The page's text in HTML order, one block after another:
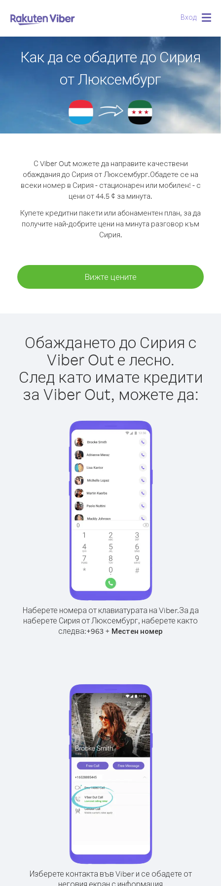
Вход
Как да се обадите до Сирия
от Люксембург
С Viber Out можете да направите качествени
обаждания до Сирия от Люксембург.Обадете се на
всеки номер в Сирия - стационарен или мобилен! - с
цени от 44.5 ¢ за минута.
Купете кредитни пакети или абонаментен план, за да
получите най-добрите цени на минута разговор към
Сирия.
Вижте цените
Обаждането до Сирия с
Viber Out е лесно.
След като имате кредити
за Viber Out, можете да:
Наберете номера от клавиатурата на Viber.За да
наберете Сирия от Люксембург, наберете както
следва:+963 + Местен номер
Изберете контакта във Viber и се обадете от
неговия екран с информация